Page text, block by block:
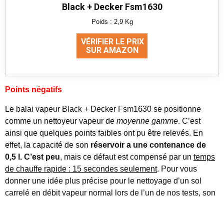
Black + Decker Fsm1630
Poids : 2,9 Kg
VÉRIFIER LE PRIX
SUR AMAZON
Points négatifs
Le balai vapeur Black + Decker Fsm1630 se positionne
comme un nettoyeur vapeur de moyenne gamme. C’est
ainsi que quelques points faibles ont pu être relevés. En
effet, la capacité de son réservoir a une contenance de
0,5 l. C’est peu, mais ce défaut est compensé par un temps
de chauffe rapide : 15 secondes seulement. Pour vous
donner une idée plus précise pour le nettoyage d’un sol
carrelé en débit vapeur normal lors de l’un de nos tests, son